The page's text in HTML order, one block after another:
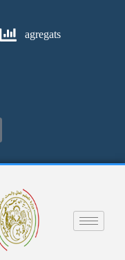
agregats